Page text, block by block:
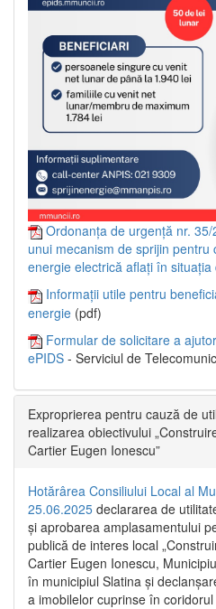
Ordonanța de urgență nr.
unui mecanism de sprijin pentru
energie electrică aflați în
Informații utile pentru
energie (pdf)
Formular de solicitare a
ePIDS - Serviciul de
Exproprierea pentru cauză de
realizarea obiectivului
Cartier Eugen Ionescu”
Hotărârea Consiliului Local al
25.06.2025 declararea de
și aprobarea amplasamentului
publică de interes local
Cartier Eugen Ionescu,
în municipiul Slatina și
a imobilelor cuprinse în